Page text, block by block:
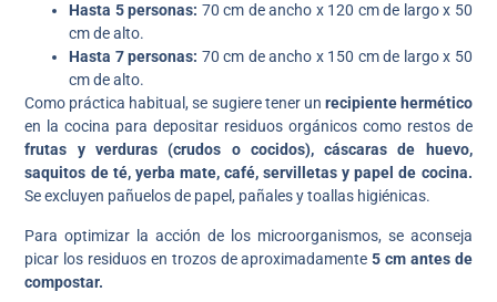
Hasta 5 personas: 70 cm de ancho x 120 cm de largo x 50
cm de alto.
Hasta 7 personas: 70 cm de ancho x 150 cm de largo x 50
cm de alto.
Como práctica habitual, se sugiere tener un recipiente hermético
en la cocina para depositar residuos orgánicos como restos de
frutas y verduras (crudos o cocidos), cáscaras de huevo,
saquitos de té, yerba mate, café, servilletas y papel de cocina.
Se excluyen pañuelos de papel, pañales y toallas higiénicas.
Para optimizar la acción de los microorganismos, se aconseja
picar los residuos en trozos de aproximadamente5 cm antes de
compostar.